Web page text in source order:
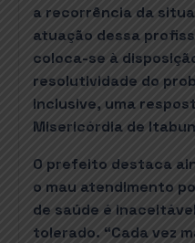
a recorrência da
atuação dessa
coloca-se à
resolutividade do
inclusive, uma
Misericórdia de
O prefeito destaca
o mau atendimento
de saúde é
tolerado. “Cada vez